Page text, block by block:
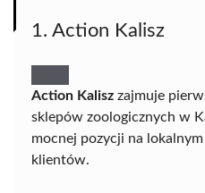
1. Action Kalisz
Action Kalisz zajmuje
sklepów zoologicznych w
mocnej pozycji na
klientów.